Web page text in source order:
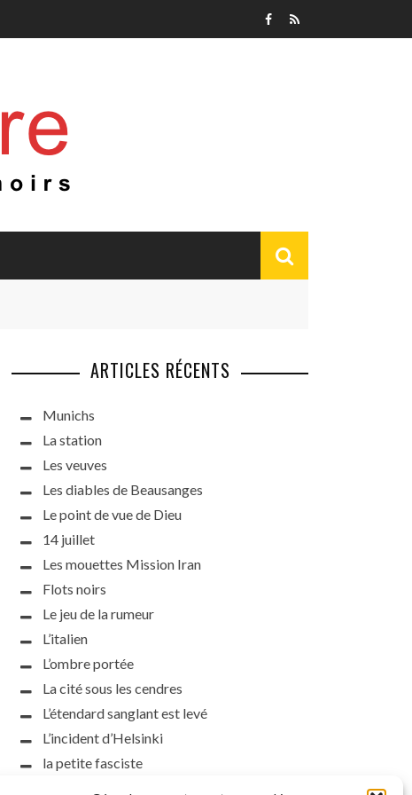
ARTICLES RÉCENTS
Munichs
La station
Les veuves
Les diables de Beausanges
Le point de vue de Dieu
14 juillet
Les mouettes Mission Iran
Flots noirs
Le jeu de la rumeur
L’italien
L’ombre portée
La cité sous les cendres
L’étendard sanglant est levé
L’incident d’Helsinki
la petite fasciste